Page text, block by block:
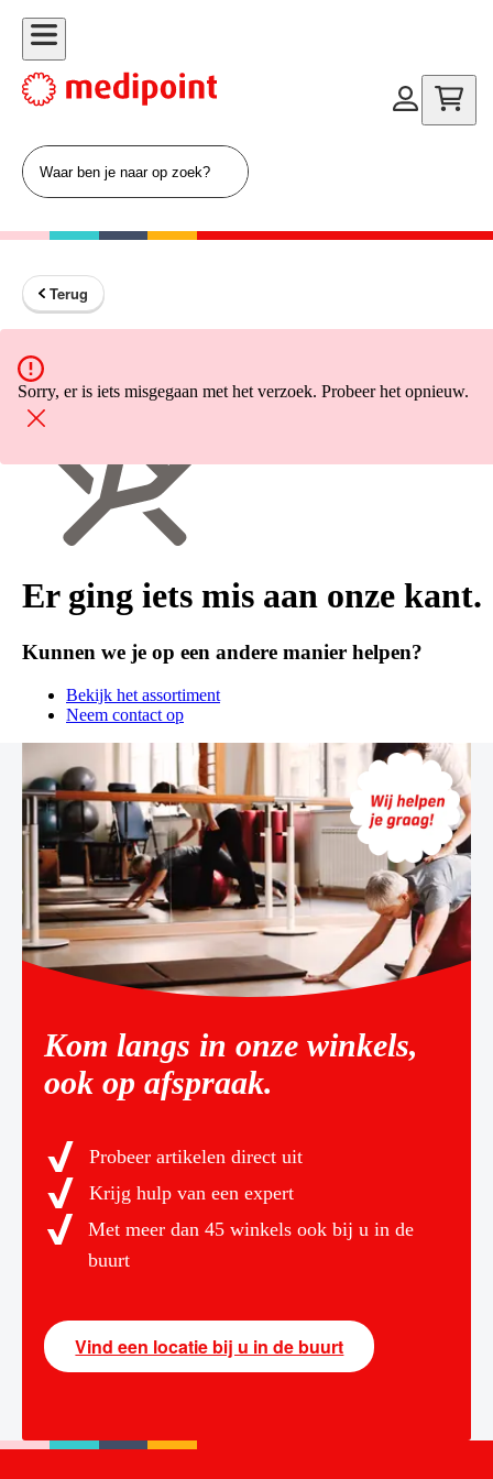
Terug
Sorry, er is iets misgegaan met het verzoek. Probeer het opnieuw.
Er ging iets mis aan onze kant.
Kunnen we je op een andere manier helpen?
Bekijk het assortiment
Neem contact op
Kom langs in onze winkels,
ook op afspraak.
Probeer artikelen direct uit
Krijg hulp van een expert
Met meer dan 45 winkels ook bij u in de
buurt
Vind een locatie bij u in de buurt